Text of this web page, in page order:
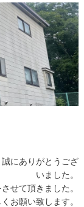
にありがとうござ
いました。
せて頂きました。
お願い致します。